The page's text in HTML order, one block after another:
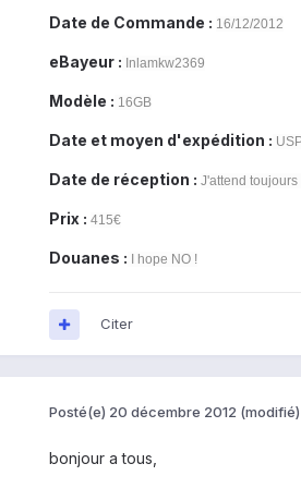
Date de Commande : 16/12/2012
eBayeur : Inlamkw2369
Modèle : 16GB
Date et moyen d'expédition :
Date de réception : J'attend toujours
Prix : 415€
Douanes : I hope NO !
Citer
Posté(e) 20 décembre 2012 (modifié)
bonjour a tous,